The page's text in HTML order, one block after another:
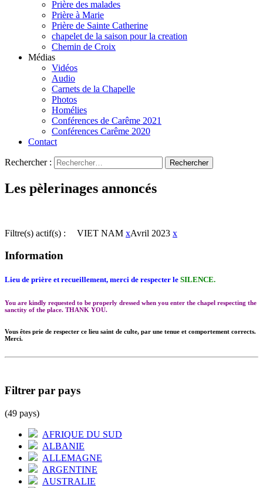
Prière des malades
Prière à Marie
Prière de Sainte Catherine
chapelet de la saison pour la creation
Chemin de Croix
Médias
Vidéos
Audio
Carnets de la Chapelle
Photos
Homélies
Conférences de Carême 2021
Conférences Carême 2020
Contact
Rechercher :
Les pèlerinages annoncés
Filtre(s) actif(s) : VIET NAM xAvril 2023 x
Information
Lieu de prière et recueillement, merci de respecter le SILENCE.
You are kindly requested to be properly dressed when you enter the chapel respecting the
sanctity of the place. THANK YOU.
Vous êtes prie de respecter ce lieu saint de culte, par une tenue et comportement corrects.
Merci.
Filtrer par pays
(49 pays)
AFRIQUE DU SUD
ALBANIE
ALLEMAGNE
ARGENTINE
AUSTRALIE